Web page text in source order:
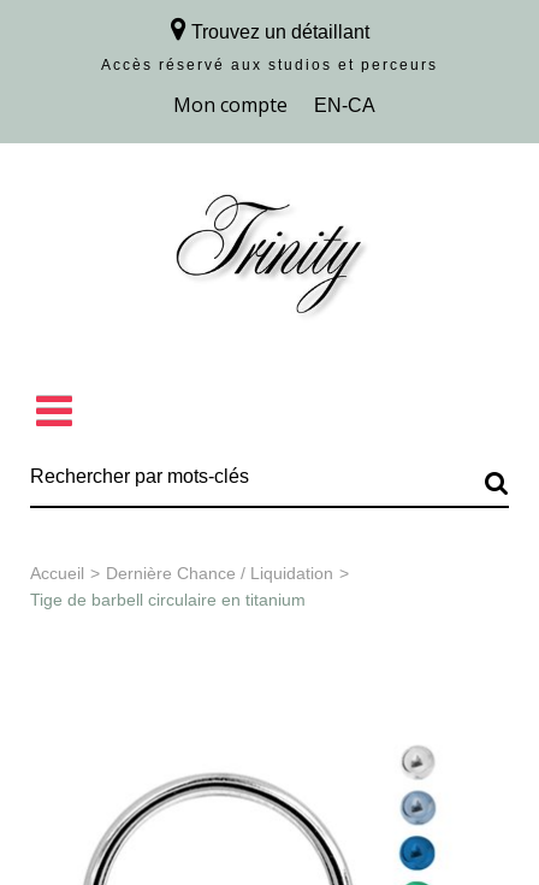
Trouvez un détaillant
Accès réservé aux studios et perceurs
Découvrir la collection
Accueil > Dernière Chance / Liquidation >
Tige de barbell circulaire en titanium